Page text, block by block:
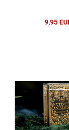
9,95